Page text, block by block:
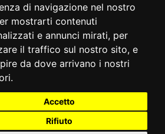
di navigazione nel nostro
mostrarti contenuti
e annunci mirati, per
il traffico sul nostro sito, e
da dove arrivano i nostri
Accetto
Rifiuto
PAYPAL
CONTRASSEGNO
POSTEPAY
preferenze sui cookie
E' vietata la riproduzione anche parziali. Prezzi e